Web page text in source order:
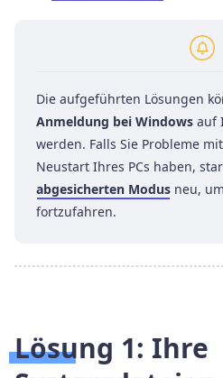
Die aufgeführten Lösungen
Anmeldung bei Windows auf
werden. Falls Sie Probleme
Neustart Ihres PCs haben,
abgesicherten Modus neu,
fortzufahren.
Lösung 1: Ihre